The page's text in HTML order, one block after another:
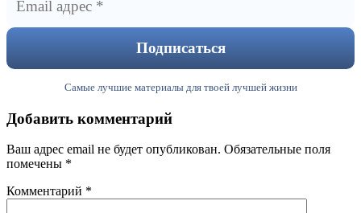
Самые лучшие материалы для твоей лучшей жизни
Добавить комментарий
Ваш адрес email не будет опубликован. Обязательные поля
помечены *
Комментарий *